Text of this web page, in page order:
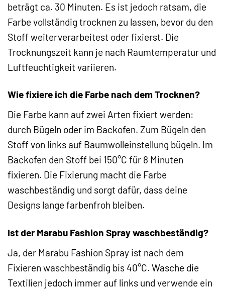
beträgt ca. 30 Minuten. Es ist jedoch ratsam, die
Farbe vollständig trocknen zu lassen, bevor du den
Stoff weiterverarbeitest oder fixierst. Die
Trocknungszeit kann je nach Raumtemperatur und
Luftfeuchtigkeit variieren.
Wie fixiere ich die Farbe nach dem Trocknen?
Die Farbe kann auf zwei Arten fixiert werden:
durch Bügeln oder im Backofen. Zum Bügeln den
Stoff von links auf Baumwolleinstellung bügeln. Im
Backofen den Stoff bei 150°C für 8 Minuten
fixieren. Die Fixierung macht die Farbe
waschbeständig und sorgt dafür, dass deine
Designs lange farbenfroh bleiben.
Ist der Marabu Fashion Spray waschbeständig?
Ja, der Marabu Fashion Spray ist nach dem
Fixieren waschbeständig bis 40°C. Wasche die
Textilien jedoch immer auf links und verwende ein